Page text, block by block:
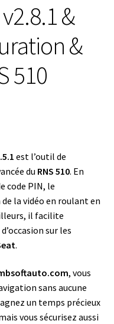
&
&
510
est l’outil de
du RNS 510. En
code PIN, le
la vidéo en roulant en
il facilite
sur les
.
, vous
sans aucune
un temps précieux
vous sécurisez aussi